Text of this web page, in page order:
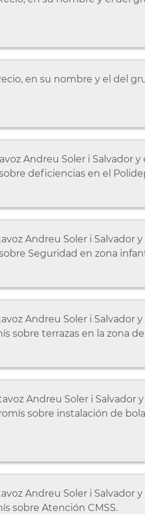
en su nombre y el del
Andreu Soler i Salvador y
deficiencias en el
Andreu Soler i Salvador
Seguridad en zona
Andreu Soler i Salvador
terrazas en la zona
Andreu Soler i Salvador
sobre instalación de
Andreu Soler i Salvador
sobre Atención CMSS.